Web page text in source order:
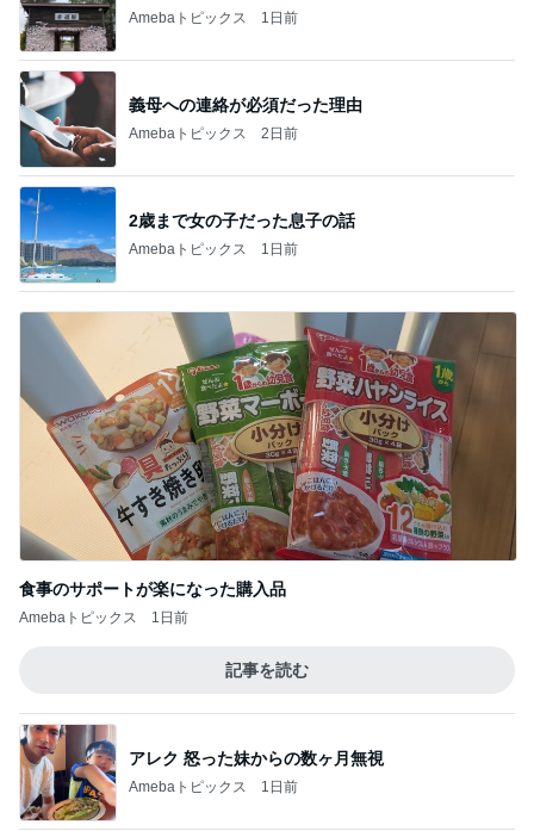
Amebaトピックス 1日前
義母への連絡が必須だった理由
Amebaトピックス 2日前
2歳まで女の子だった息子の話
Amebaトピックス 1日前
食事のサポートが楽になった購入品
Amebaトピックス 1日前
記事を読む
アレク 怒った妹からの数ヶ月無視
Amebaトピックス 1日前